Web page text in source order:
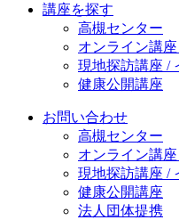
講座を探す
高槻センター
オンライン講
現地探訪講座 /
健康公開講座
お問い合わせ
高槻センター
オンライン講
現地探訪講座 /
健康公開講座
法人団体提携